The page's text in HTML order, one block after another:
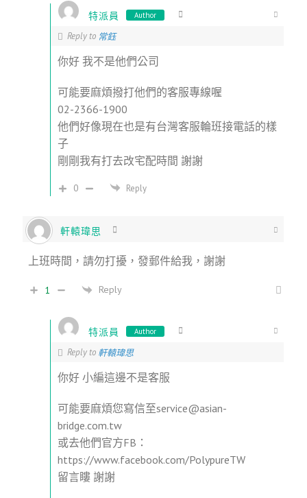
特派員 Author
Reply to 常鈺
你好 我不是他們公司
可能要麻煩撥打他們的客服專線喔
02-2366-1900
他們好像現在也是有台灣客服輪班接電話的樣
子
剛剛我有打去改宅配時間 謝謝
0 Reply
軒轅瑋思
上班時間，請勿打擾，發郵件給我，謝謝
1 Reply
特派員 Author
Reply to 軒轅瑋思
你好 小編這邊不是客服
可能要麻煩您寫信至service@asian-
bridge.com.tw
或去他們官方FB：
https://www.facebook.com/PolypureTW
留言瞜 謝謝